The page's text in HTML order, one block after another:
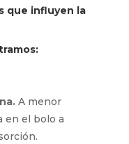
que influyen la
A menor
en el bolo a